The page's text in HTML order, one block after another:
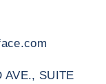
AVE., SUITE